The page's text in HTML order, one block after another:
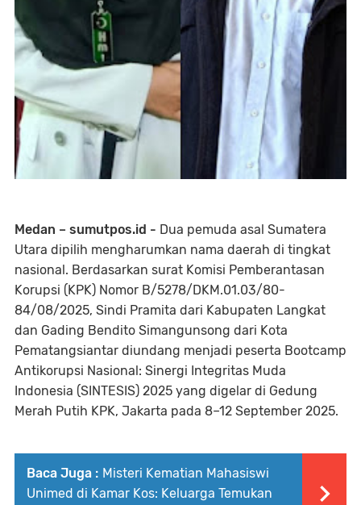
Medan – sumutpos.id - Dua pemuda asal Sumatera
Utara dipilih mengharumkan nama daerah di tingkat
nasional. Berdasarkan surat Komisi Pemberantasan
Korupsi (KPK) Nomor B/5278/DKM.01.03/80-
84/08/2025, Sindi Pramita dari Kabupaten Langkat
dan Gading Bendito Simangunsong dari Kota
Pematangsiantar diundang menjadi peserta Bootcamp
Antikorupsi Nasional: Sinergi Integritas Muda
Indonesia (SINTESIS) 2025 yang digelar di Gedung
Merah Putih KPK, Jakarta pada 8–12 September 2025.
Baca Juga : Misteri Kematian Mahasiswi
Unimed di Kamar Kos: Keluarga Temukan